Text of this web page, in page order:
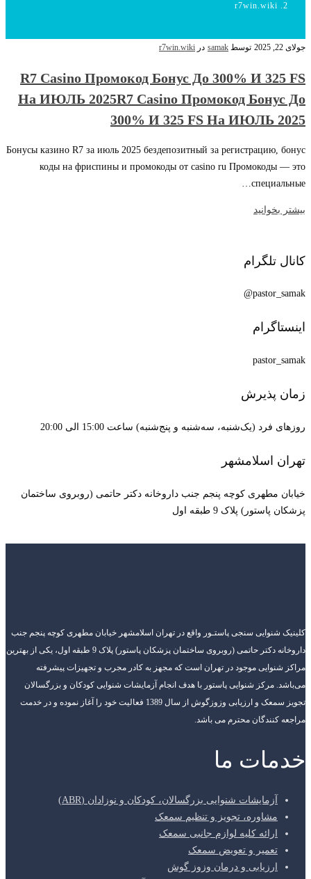
r7win.wiki
جولای 22, 2025 توسط samak در r7win.wiki
R7 Casino Промокод Бонус До 300% И 325 FS
На ИЮЛЬ 2025R7 Casino Промокод Бонус До
300% И 325 FS На ИЮЛЬ 2025
Бонусы казино R7 за июль 2025 бездепозитный за регистрацию, бонус
коды на фриспины и промокоды от casino ru Промокоды — это
специальные…
بیشتر بخوانید
کانال تلگرام
pastor_samak@
اینستاگرام
pastor_samak
زمان پذیرش
روزهای فرد (یک‌شنبه، سه‌شنبه و پنج‌شنبه) ساعت 15:00 الی 20:00
تهران اسلامشهر
خیابان مطهری کوچه پنجم جنب داروخانه دکتر حاتمی (روبروی ساختمان
پزشکان پاستور) پلاک 9 طبقه اول
کلینیک شنوایی سنجی پاستـور واقع در تهران اسلامشهر خیابان مطهری کوچه پنجم جنب
داروخانه دکتر حاتمی (روبروی ساختمان پزشکان پاستور) پلاک 9 طبقه اول، یکی از بهترین
مراکز شنوایی موجود در تهران است که مجهز به کادر مجرب و تجهیزات پیشرفته
می‌باشد. مرکز شنوایی پاستور با هدف انجام آزمایشات شنوایی کودکان و بزرگسالان
تجویز سمعک و ارزیابی وزوزگوش از سال 1389 فعالیت خود را آغاز نموده و در خدمت
مراجعه کنندگان محترم می باشد.
خدمات ما
آزمایشات شنوایی بزرگسالان، کودکان و نوزادان (ABR)
مشاوره، تجویز و تنظیم سمعک
ارائه کلیه لوازم جانبی سمعک
تعمیر و تعویض سمعک
ارزیابی و درمان وزوز گوش